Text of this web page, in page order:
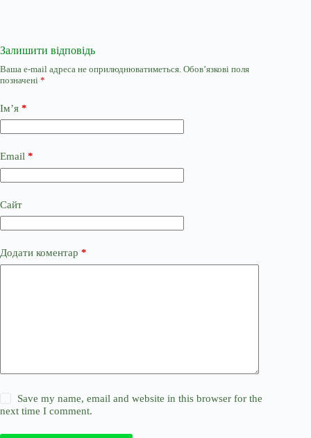
Залишити відповідь
Ваша e-mail адреса не оприлюднюватиметься. Обов’язкові поля
позначені *
Ім’я *
Email *
Сайт
Додати коментар *
Save my name, email and website in this browser for the
next time I comment.